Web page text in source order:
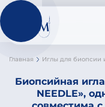
Главная Иглы для биопсии
Биопсийная
NEEDLE»,